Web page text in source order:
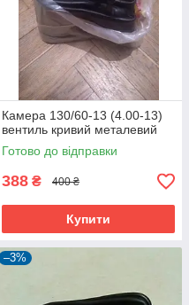
Камера 130/60-13 (4.00-13)
вентиль кривий металевий
Готово до відправки
388 ₴ 400 ₴
Купити
–3%